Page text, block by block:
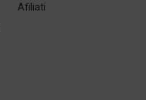
Afiliati